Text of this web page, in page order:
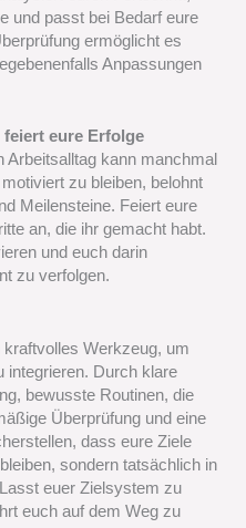
und passt bei Bedarf eure
ermöglicht es
Anpassungen
eure Erfolge
Arbeitsalltag kann manchmal
zu bleiben, belohnt
Meilensteine. Feiert eure
an, die ihr gemacht habt.
und euch darin
zu verfolgen.
Werkzeug, um
integrieren. Durch klare
bewusste Routinen, die
Überprüfung und eine
dass eure Ziele
sondern tatsächlich in
euer Zielsystem zu
euch auf dem Weg zu